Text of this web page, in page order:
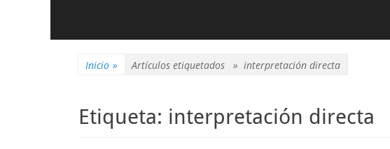
Inicio » Artículos etiquetados » interpretación directa
Etiqueta: interpretación directa